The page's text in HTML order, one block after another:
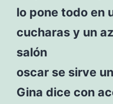
lo pone todo en
cucharas y un
salón
oscar se sirve
Gina dice con